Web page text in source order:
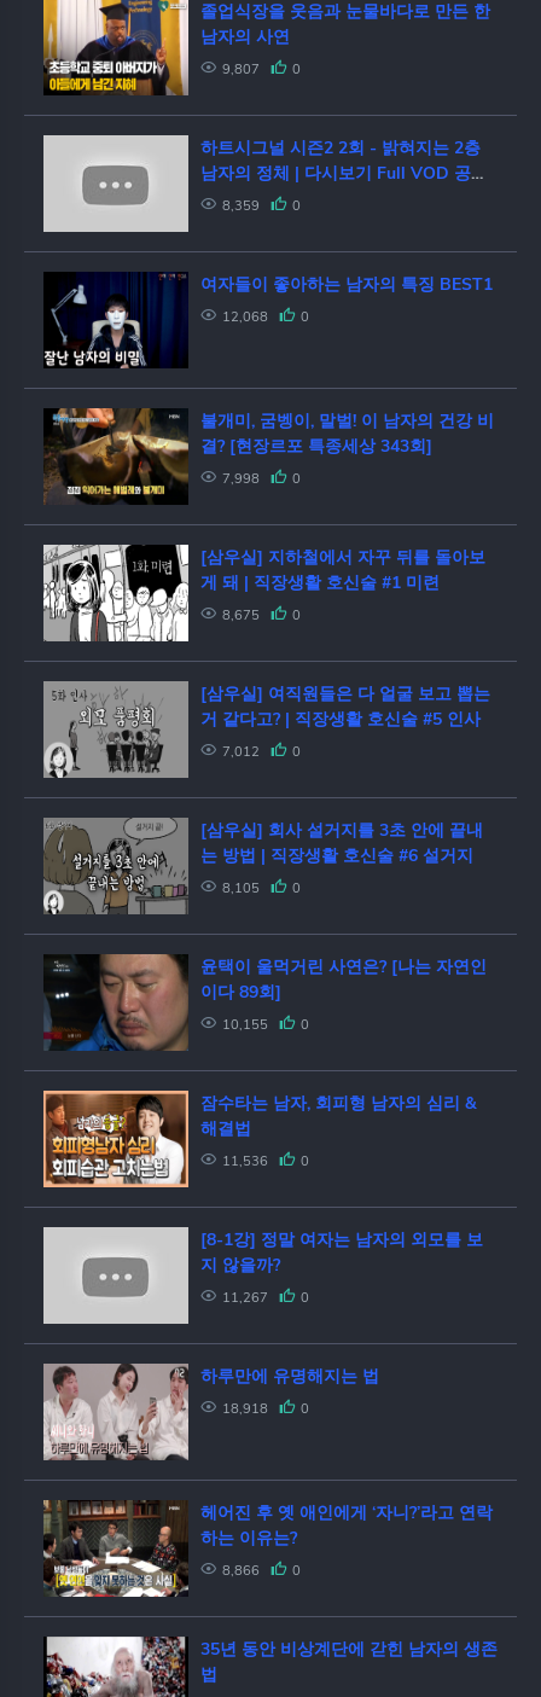
졸업식장을 웃음과 눈물바다로 만든 한
남자의 사연
9,807 0
하트시그널 시즌2 2회 - 밝혀지는 2층
남자의 정체 | 다시보기 Full VOD 공개
HEART SIGNAL Season 2 | 또봐요_ㄸ
8,359 0
여자들이 좋아하는 남자의 특징 BEST1
12,068 0
불개미, 굼벵이, 말벌! 이 남자의 건강 비
결? [현장르포 특종세상 343회]
7,998 0
[삼우실] 지하철에서 자꾸 뒤를 돌아보
게 돼 | 직장생활 호신술 #1 미련
8,675 0
[삼우실] 여직원들은 다 얼굴 보고 뽑는
거 같다고? | 직장생활 호신술 #5 인사
7,012 0
[삼우실] 회사 설거지를 3초 안에 끝내
는 방법 | 직장생활 호신술 #6 설거지
8,105 0
윤택이 울먹거린 사연은? [나는 자연인
이다 89회]
10,155 0
잠수타는 남자, 회피형 남자의 심리 &
해결법
11,536 0
[8-1강] 정말 여자는 남자의 외모를 보
지 않을까?
11,267 0
하루만에 유명해지는 법
18,918 0
헤어진 후 옛 애인에게 ‘자니?’라고 연락
하는 이유는?
8,866 0
35년 동안 비상계단에 갇힌 남자의 생존
법